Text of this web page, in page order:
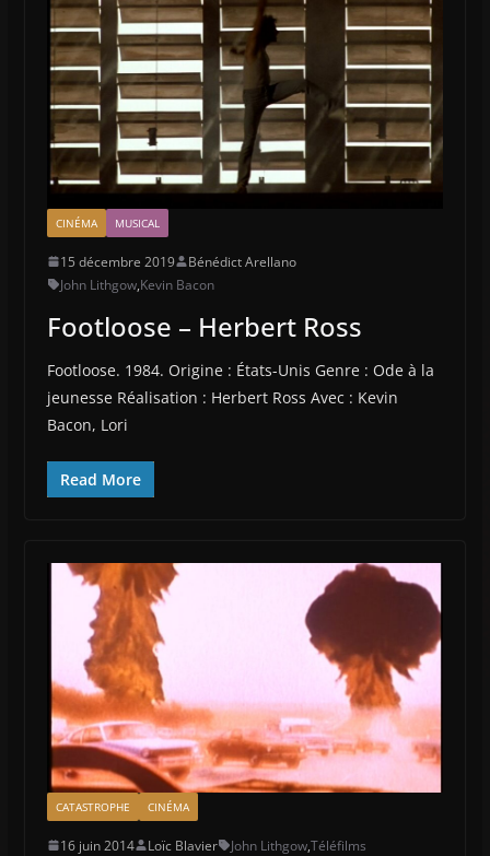
CINÉMA MUSICAL
15 décembre 2019
Bénédict Arellano
John Lithgow,Kevin Bacon
Footloose – Herbert Ross
Footloose. 1984. Origine : États-Unis Genre : Ode à la
jeunesse Réalisation : Herbert Ross Avec : Kevin
Bacon, Lori
Read More
CATASTROPHE CINÉMA
16 juin 2014 Loïc Blavier John Lithgow,Téléfilms